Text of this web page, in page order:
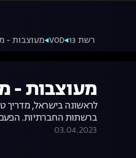
רשת 13 VOD מעוצבות -
מעוצבות -
לראשונה בישראל, מדריך
ברשתות החברתיות. הפעם:
03.04.2023